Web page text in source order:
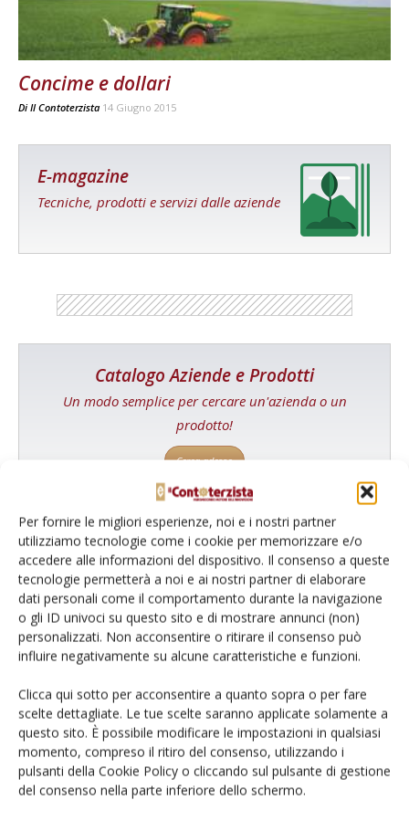
Per fornire le migliori esperienze, noi e i nostri partner
utilizziamo tecnologie come i cookie per memorizzare e/o
accedere alle informazioni del dispositivo. Il consenso a queste
tecnologie permetterà a noi e ai nostri partner di elaborare
dati personali come il comportamento durante la navigazione
o gli ID univoci su questo sito e di mostrare annunci (non)
personalizzati. Non acconsentire o ritirare il consenso può
influire negativamente su alcune caratteristiche e funzioni.
Clicca qui sotto per acconsentire a quanto sopra o per fare
scelte dettagliate. Le tue scelte saranno applicate solamente a
questo sito. È possibile modificare le impostazioni in qualsiasi
momento, compreso il ritiro del consenso, utilizzando i
pulsanti della Cookie Policy o cliccando sul pulsante di gestione
del consenso nella parte inferiore dello schermo.
Concime e dollari
Di Il Contoterzista 14 Giugno 2015
E-magazine
Tecniche, prodotti e servizi dalle aziende
Catalogo Aziende e Prodotti
Un modo semplice per cercare un'azienda o un
prodotto!
Cerca adesso
L'Esperto risponde
I consigli di Terra e Vita agli agricoltori